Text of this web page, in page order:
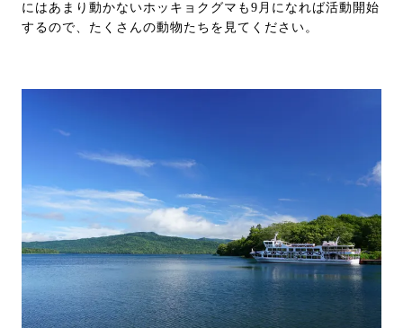
にはあまり動かないホッキョクグマも9月になれば活動開始
するので、たくさんの動物たちを見てください。